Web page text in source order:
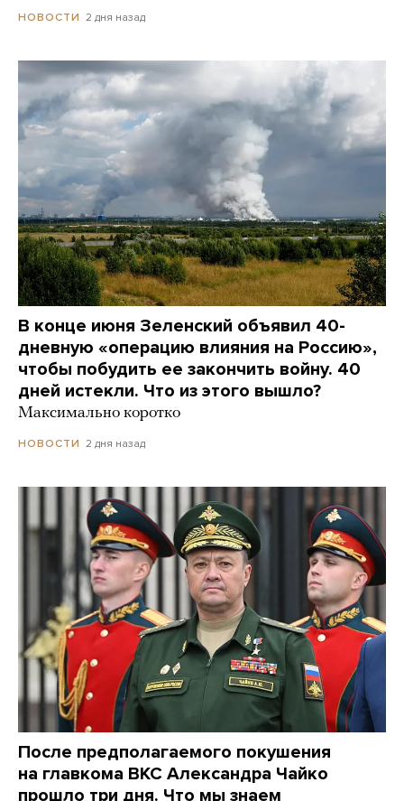
НОВОСТИ 2 дня назад
В конце июня Зеленский объявил 40-
дневную «операцию влияния на Россию»,
чтобы побудить ее закончить войну. 40
дней истекли. Что из этого вышло?
Максимально коротко
НОВОСТИ 2 дня назад
После предполагаемого покушения
на главкома ВКС Александра Чайко
прошло три дня. Что мы знаем